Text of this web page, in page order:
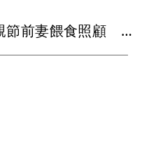
廖峻中風度過家變！父親節前妻餵食照顧 兒錦德：不計前嫌的真愛